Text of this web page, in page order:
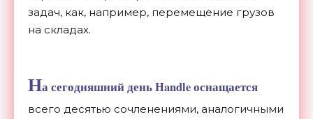
задач, как, например, перемещение грузов
на складах.
На сегодняшний день Handle оснащается
всего десятью сочленениями, аналогичными